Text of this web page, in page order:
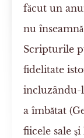
făcut un
nu
Scripturile
fidelitate
incluzându-
a îmbătat
fiicele sale